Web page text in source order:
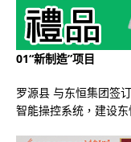
01“新制造”项目
罗源县 与东恒集团签
智能操控系统，建设东